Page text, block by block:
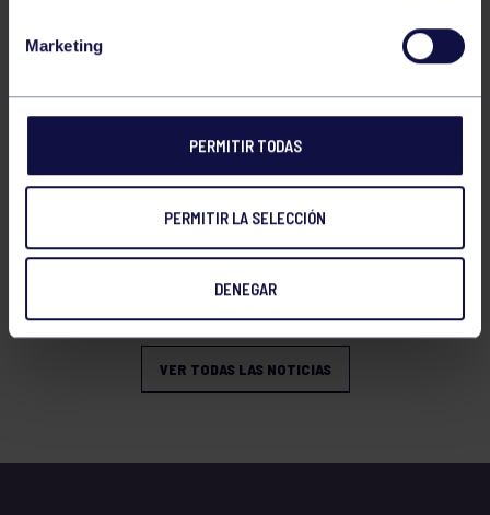
Marketing
PERMITIR TODAS
PERMITIR LA SELECCIÓN
DENEGAR
08 Abr 2026
VER TODAS LAS NOTICIAS